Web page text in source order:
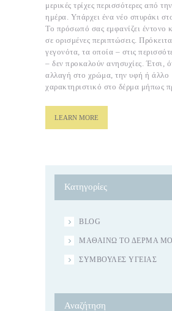
μερικές τρίχες περισσότερες από
ημέρα. Υπάρχει ένα νέο σπυράκι
Το πρόσωπό σας εμφανίζει έντονο
σε ορισμένες περιπτώσεις.
γεγονότα, τα οποία – στις
– δεν προκαλούν ανησυχίες. Έτσι,
αλλαγή στο χρώμα, την υφή ή άλλο
χαρακτηριστικό στο δέρμα μήπως
LEARN MORE
Κατηγορίες
BLOG
ΜΑΘΑΊΝΩ ΤΟ ΔΈΡΜΑ
ΣΥΜΒΟΥΛΈΣ ΥΓΕΊΑΣ
Αναζήτηση